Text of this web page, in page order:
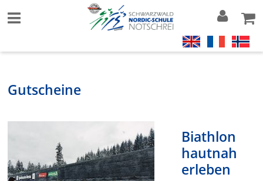
Gutscheine
Biathlon
hautnah
erleben